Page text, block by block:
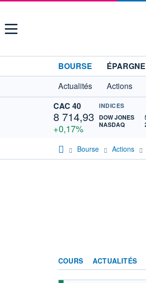
Menu
BOURSE ÉPARGNE
Actualités
Actions
CAC 40
8 714,93
+0,17%
INDICES
DOW JONES
NASDAQ
Bourse Actions
COURS ACTUALITÉS